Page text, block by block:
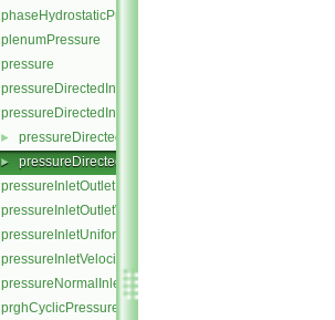
phaseHydrostaticPressure
plenumPressure
pressure
pressureDirectedInletOutletVelocity
pressureDirectedInletVelocity
► pressureDirectedInletVelocityFvPatchVectorField.C
► pressureDirectedInletVelocityFvPatchVectorField.H
pressureInletOutletParSlipVelocity
pressureInletOutletVelocity
pressureInletUniformVelocity
pressureInletVelocity
pressureNormalInletOutletVelocity
prghCyclicPressure